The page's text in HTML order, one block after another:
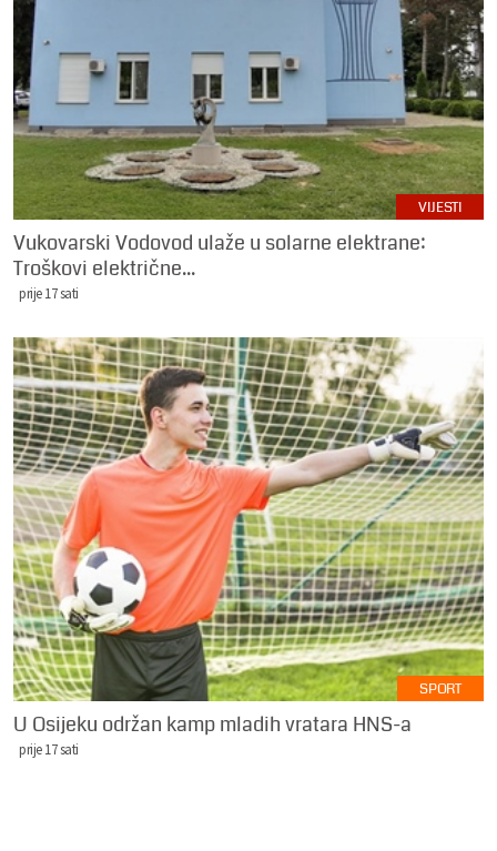
VIJESTI
Vukovarski Vodovod ulaže u solarne elektrane:
Troškovi električne...
prije 17 sati
SPORT
U Osijeku održan kamp mladih vratara HNS-a
prije 17 sati